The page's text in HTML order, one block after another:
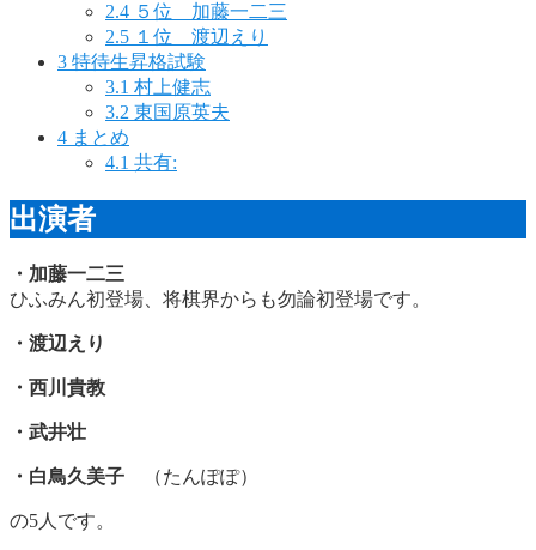
2.4 ５位 加藤一二三
2.5 １位 渡辺えり
3 特待生昇格試験
3.1 村上健志
3.2 東国原英夫
4 まとめ
4.1 共有:
出演者
・加藤一二三
ひふみん初登場、将棋界からも勿論初登場です。
・渡辺えり
・西川貴教
・武井壮
・白鳥久美子 （たんぽぽ）
の5人です。